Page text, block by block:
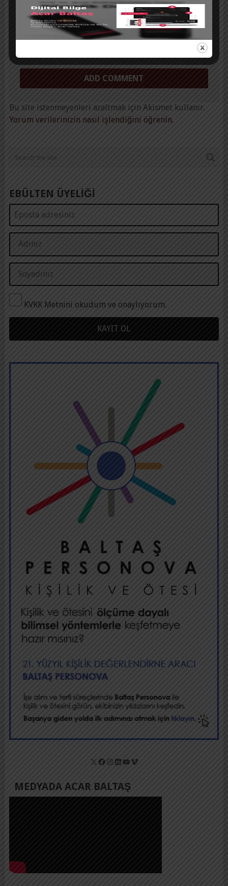
Save my name, email, and website in this browser
Bu site istenmeyenleri azaltmak için Akismet kullanır.
Yorum verilerinizin nasıl işlendiğini öğrenin.
EBÜLTEN ÜYELİĞİ
KVKK Metnini okudum ve onaylıyorum.
X Facebook
Instagram
LinkedIn
YouTube
Vimeo
MEDYADA ACAR BALTAŞ